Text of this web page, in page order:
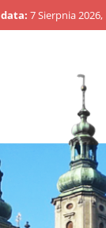
data: 7 Sierpnia 2026,